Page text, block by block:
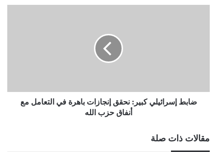
مع
أنفاقضابط إسرائيلي كبير: نحقق إنجازات باهرة في التعامل مع
أنفاق حزب الله
مقالات ذات صلة